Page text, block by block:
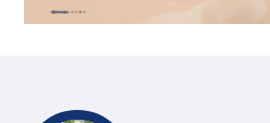
MAIS VISTAS